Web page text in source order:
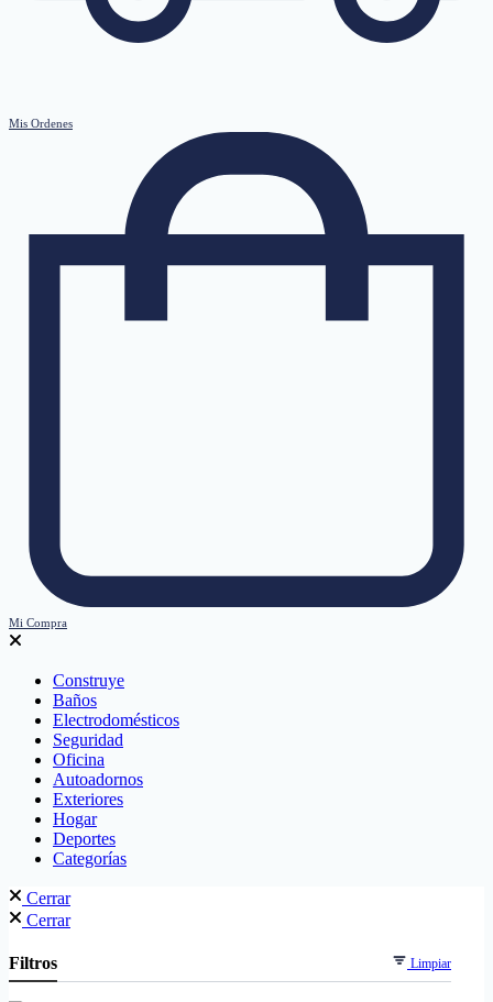
Mis Ordenes
Mi Compra
Construye
Baños
Electrodomésticos
Seguridad
Oficina
Autoadornos
Exteriores
Hogar
Deportes
Categorías
Cerrar
Cerrar
Filtros Limpiar